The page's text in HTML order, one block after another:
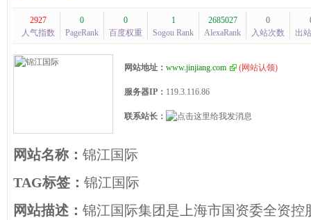
2927
人气指数
0
PageRank
0
百度权重
1
Sogou Rank
2685027
AlexaRank
0
入站次数
出
网站地址： www.jinjiang.com (网站认领)
服务器IP： 119.3.116.86
联系站长：
网站名称： 锦江国际
TAG标签： 锦江国际
网站描述： 锦江国际集团是上海市国资委全资